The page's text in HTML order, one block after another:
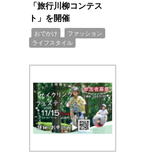
「旅行川柳コンテス
ト」を開催
おでかけ ファッション
ライフスタイル